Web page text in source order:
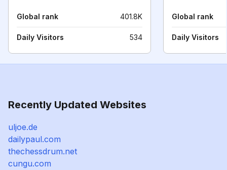
Global rank 401.8K
Daily Visitors 534
Global rank
Daily Visitors
Recently Updated Websites
uljoe.de
dailypaul.com
thechessdrum.net
cungu.com